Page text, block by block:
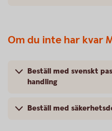
Om du inte har kvar
Beställ med svenskt
handling
Beställ med